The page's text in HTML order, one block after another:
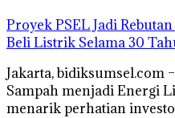
Proyek PSEL Jadi
Beli Listrik Selama 30
Jakarta, bidiksumsel.com
Sampah menjadi Energi
menarik perhatian